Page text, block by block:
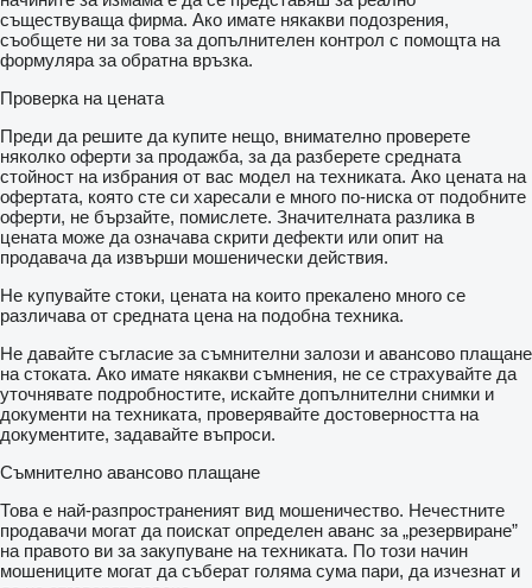
съществуваща фирма. Ако имате някакви подозрения,
съобщете ни за това за допълнителен контрол с помощта на
формуляра за обратна връзка.
Проверка на цената
Преди да решите да купите нещо, внимателно проверете
няколко оферти за продажба, за да разберете средната
стойност на избрания от вас модел на техниката. Ако цената на
офертата, която сте си харесали е много по-ниска от подобните
оферти, не бързайте, помислете. Значителната разлика в
цената може да означава скрити дефекти или опит на
продавача да извърши мошенически действия.
Не купувайте стоки, цената на които прекалено много се
различава от средната цена на подобна техника.
Не давайте съгласие за съмнителни залози и авансово плащане
на стоката. Ако имате някакви съмнения, не се страхувайте да
уточнявате подробностите, искайте допълнителни снимки и
документи на техниката, проверявайте достоверността на
документите, задавайте въпроси.
Съмнително авансово плащане
Това е най-разпространеният вид мошеничество. Нечестните
продавачи могат да поискат определен аванс за „резервиране”
на правото ви за закупуване на техниката. По този начин
мошениците могат да съберат голяма сума пари, да изчезнат и